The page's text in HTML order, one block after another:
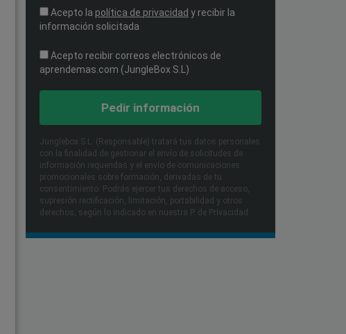
Acepto la política de privacidad y recibir la
información solicitada
Acepto recibir correos electrónicos de
aprendemas.com (JungleBox S.L)
Pedir información
Junglebox S.L. (Responsable) tratará tus datos personales
con la finalidad de gestionar el envío de solicitudes de
información requeridas y el envío de comunicaciones
promocionales sobre formación, derivadas de tu
consentimiento. Podrás ejercer tus derechos de acceso,
supresión rectificación, limitación, portabilidad y otros
derechos, según lo indicado en nuestra P. de Privacidad​